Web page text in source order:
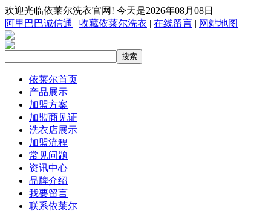
欢迎光临依莱尔洗衣官网! 今天是2026年08月08日
阿里巴巴诚信通 | 收藏依莱尔洗衣 | 在线留言 | 网站地图
依莱尔首页
产品展示
加盟方案
加盟商见证
洗衣店展示
加盟流程
常见问题
资讯中心
品牌介绍
我要留言
联系依莱尔